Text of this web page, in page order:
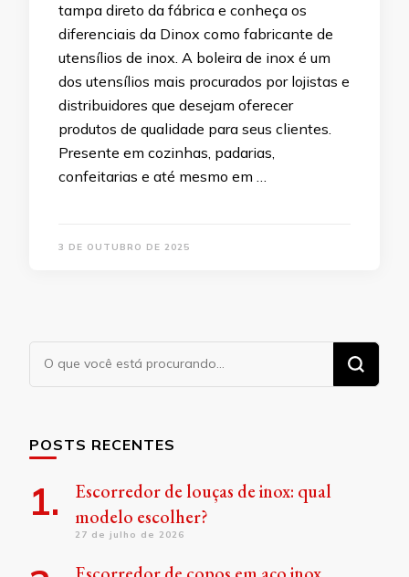
tampa direto da fábrica e conheça os
diferenciais da Dinox como fabricante de
utensílios de inox. A boleira de inox é um
dos utensílios mais procurados por lojistas e
distribuidores que desejam oferecer
produtos de qualidade para seus clientes.
Presente em cozinhas, padarias,
confeitarias e até mesmo em …
3 DE OUTUBRO DE 2025
Procurando
algo?
POSTS RECENTES
Escorredor de louças de inox: qual
modelo escolher?
27 de julho de 2026